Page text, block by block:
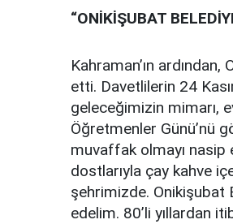
“ONİKİŞUBAT
Kahraman’ın
etti. Davetlilerin 24
geleceğimizin mimarı,
Öğretmenler Günü’nü
muvaffak olmayı nasip
dostlarıyla çay kahve
şehrimizde.
edelim. 80’li yıllardan